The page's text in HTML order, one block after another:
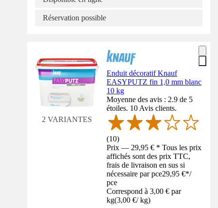
Réservation possible
2 VARIANTES
Enduit décoratif Knauf
EASYPUTZ fin 1,0 mm blanc
10 kg
Moyenne des avis : 2.9 de 5
étoiles. 10 Avis clients.
(10)
Prix — 29,95 € * Tous les prix
affichés sont des prix TTC,
frais de livraison en sus si
nécessaire par pce29,95 €*/
pce
Correspond à 3,00 € par
kg(3,00 €/ kg)